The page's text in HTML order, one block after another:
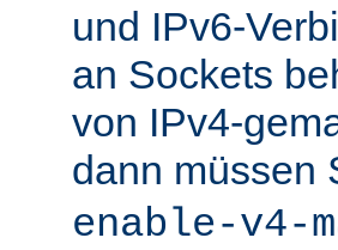
und IPv6-
an Sockets
von IPv4-
dann müssen
enable-v4-